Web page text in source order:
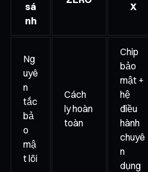
sá
nh
X
Ng
uyê
n
tắc
bả
o
mậ
t lõi
Cách
ly hoàn
toàn
Chip
bảo
mật +
hệ
điều
hành
chuyê
n
dụng